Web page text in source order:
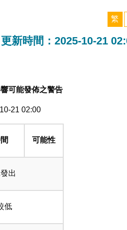
繁
新時間：2025-10-21
可能發佈之警告
21 02:00
可能性
出
低